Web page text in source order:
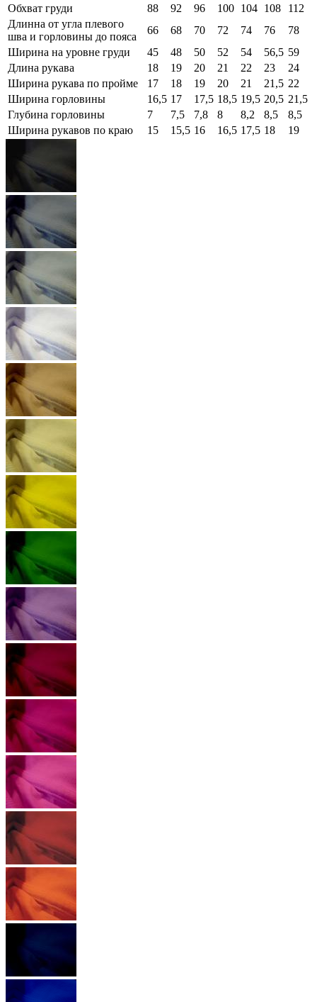
Обхват груди 88 92 96 100 104 108
112
Длинна от угла плевого
шва и горловины до пояса
66 68 70 72 74 76
78
Ширина на уровне груди
45 48 50 52 54 56,5 59
Длина рукава
18 19 20 21 22 23
24
Ширина рукава по пройме
17 18 19 20 21 21,5 22
Ширина горловины
16,5 17 17,5 18,5 19,5 20,5 21,5
Глубина горловины
7 7,5 7,8 8 8,2 8,5
8,5
Ширина рукавов по краю
15 15,5 16 16,5 17,5 18 19